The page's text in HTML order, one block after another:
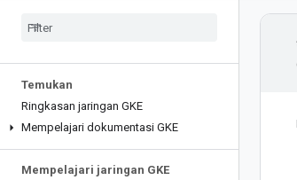
Temukan
Ringkasan jaringan GKE
Mempelajari dokumentasi GKE
Mempelajari jaringan GKE